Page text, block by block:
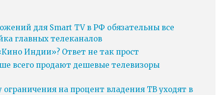
для Smart TV в РФ обязательны все
главных телеканалов
Индии»? Ответ не так прост
всего продают дешевые телевизоры
на процент владения ТВ уходят в